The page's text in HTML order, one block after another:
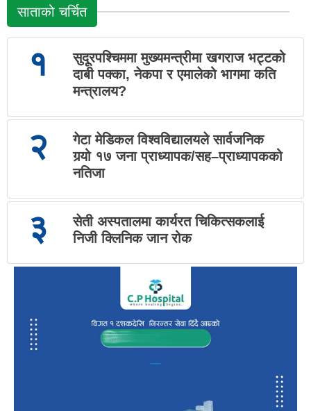
साताको चर्चित
१
सुदूरपश्चिममा मुख्यमन्त्रीमा खगराज भट्टको
दाबी पक्का, नेकपा र एमालेको भागमा कति
मन्त्रालय?
२
गेटा मेडिकल विश्वविद्यालयले सार्वजनिक
गर्‍यो १७ जना प्राध्यापक/सह–प्राध्यापकको
नतिजा
३
सेती अस्पतालमा कार्यरत चिकित्सकलाई
निजी क्लिनिक जान रोक